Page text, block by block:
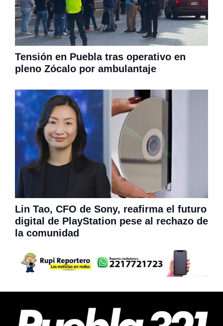
Tensión en Puebla tras operativo en
pleno Zócalo por ambulantaje
Lin Tao, CFO de Sony, reafirma el futuro
digital de PlayStation pese al rechazo de
la comunidad